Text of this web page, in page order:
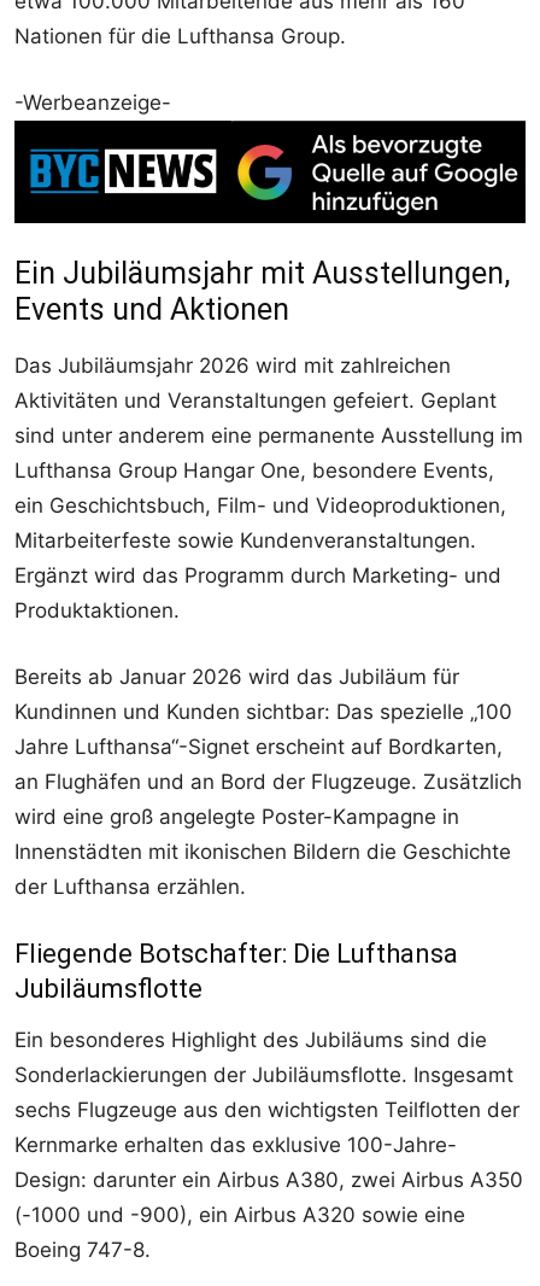
Nationen für die Lufthansa Group.
-Werbeanzeige-
Ein Jubiläumsjahr mit Ausstellungen,
Events und Aktionen
Das Jubiläumsjahr 2026 wird mit zahlreichen
Aktivitäten und Veranstaltungen gefeiert. Geplant
sind unter anderem eine permanente Ausstellung im
Lufthansa Group Hangar One, besondere Events,
ein Geschichtsbuch, Film- und Videoproduktionen,
Mitarbeiterfeste sowie Kundenveranstaltungen.
Ergänzt wird das Programm durch Marketing- und
Produktaktionen.
Bereits ab Januar 2026 wird das Jubiläum für
Kundinnen und Kunden sichtbar: Das spezielle „100
Jahre Lufthansa“-Signet erscheint auf Bordkarten,
an Flughäfen und an Bord der Flugzeuge. Zusätzlich
wird eine groß angelegte Poster-Kampagne in
Innenstädten mit ikonischen Bildern die Geschichte
der Lufthansa erzählen.
Fliegende Botschafter: Die Lufthansa
Jubiläumsflotte
Ein besonderes Highlight des Jubiläums sind die
Sonderlackierungen der Jubiläumsflotte. Insgesamt
sechs Flugzeuge aus den wichtigsten Teilflotten der
Kernmarke erhalten das exklusive 100-Jahre-
Design: darunter ein Airbus A380, zwei Airbus A350
(-1000 und -900), ein Airbus A320 sowie eine
Boeing 747-8.